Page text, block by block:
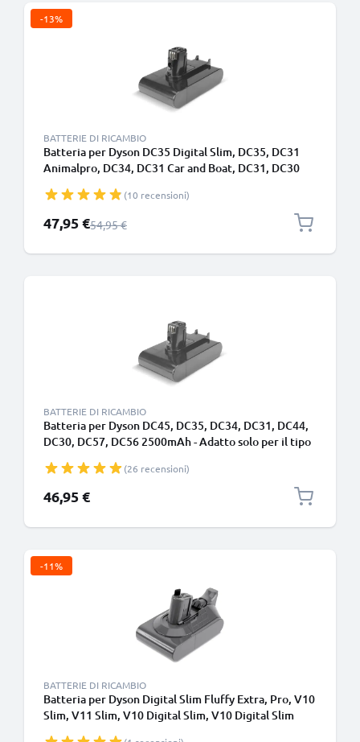
-13%
BATTERIE DI RICAMBIO
Batteria per Dyson DC35 Digital Slim, DC35, DC31
Animalpro, DC34, DC31 Car and Boat, DC31, DC30
incastro - di CELLONIC(10 recensioni)
Prezzo speciale
47,95 €Prezzo normale
54,95 €
BATTERIE DI RICAMBIO
Batteria per Dyson DC45, DC35, DC34, DC31, DC44,
DC30, DC57, DC56 2500mAh - Adatto solo per il tipo
(26 recensioni)
46,95 €
-11%
BATTERIE DI RICAMBIO
Batteria per Dyson Digital Slim Fluffy Extra, Pro, V10
Slim, V11 Slim, V10 Digital Slim, V10 Digital Slim